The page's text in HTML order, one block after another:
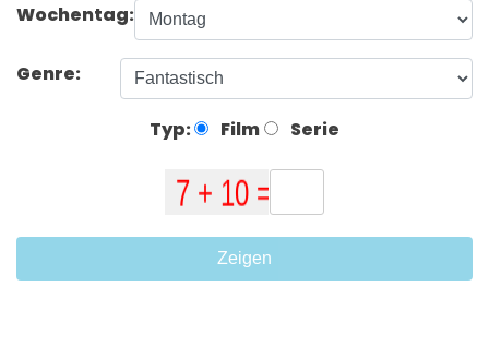
Wochentag:
Genre:
Typ: Film Serie
Zeigen